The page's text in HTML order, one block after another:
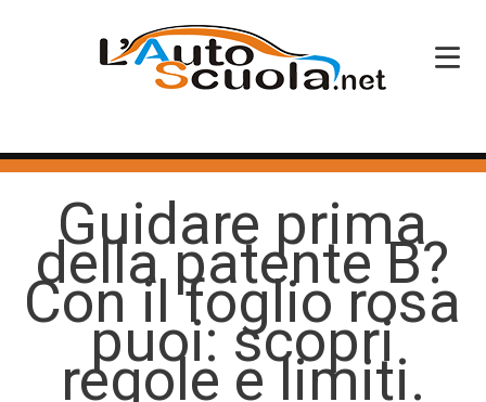
HOME
SERVIZI
CORSI PATENTE
CORSI PROFESSIONALI
PERCHÉ SCEGLIERCI
Guidare prima
della patente B?
Con il foglio rosa
puoi: scopri
regole e limiti.